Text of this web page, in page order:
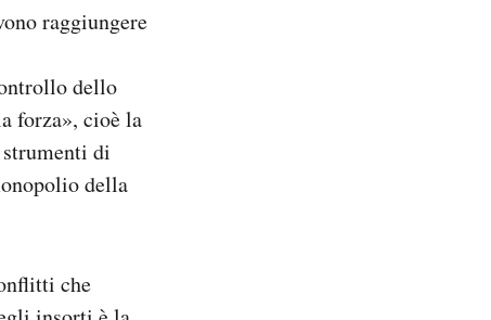
raggiungere
dello
forza», cioè la
di
della
che